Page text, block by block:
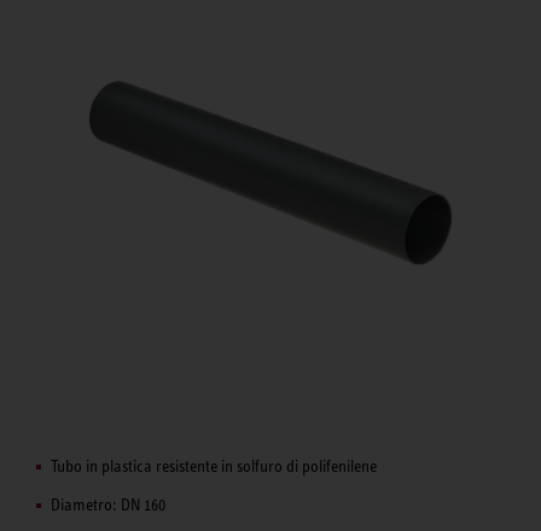
Tubo in plastica resistente in solfuro di polifenilene
Diametro: DN 160